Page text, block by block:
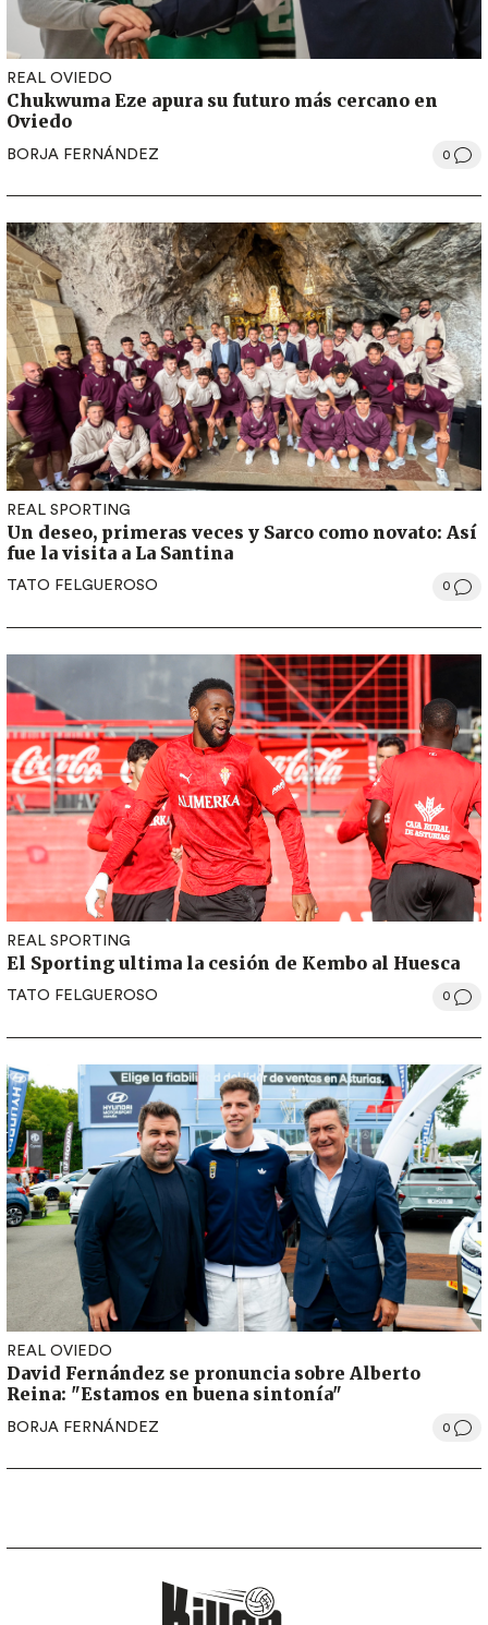
REAL OVIEDO
Chukwuma Eze apura su futuro más cercano en
Oviedo
BORJA FERNÁNDEZ 0
REAL SPORTING
Un deseo, primeras veces y Sarco como novato: Así
fue la visita a La Santina
TATO FELGUEROSO 0
REAL SPORTING
El Sporting ultima la cesión de Kembo al Huesca
TATO FELGUEROSO 0
REAL OVIEDO
David Fernández se pronuncia sobre Alberto
Reina: "Estamos en buena sintonía"
BORJA FERNÁNDEZ 0